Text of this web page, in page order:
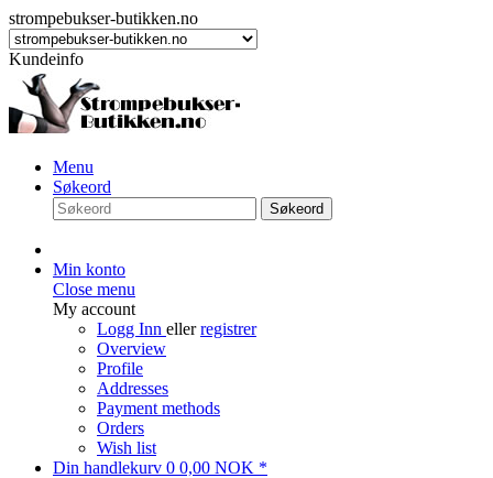
strompebukser-butikken.no
Kundeinfo
Menu
Søkeord
Søkeord
Min konto
Close menu
My account
Logg Inn ellerregistrer
Overview
Profile
Addresses
Payment methods
Orders
Wish list
Din handlekurv 0 0,00 NOK *